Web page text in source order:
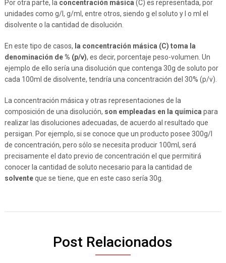
Por otra parte, la concentración másica (C) es representada, por
unidades como g/l, g/ml, entre otros, siendo g el soluto y l o ml el
disolvente o la cantidad de disolución.
En este tipo de casos, la concentración másica (C) toma la
denominación de % (p/v), es decir, porcentaje peso-volumen. Un
ejemplo de ello sería una disolución que contenga 30g de soluto por
cada 100ml de disolvente, tendría una concentración del 30% (p/v).
La concentración másica y otras representaciones de la
composición de una disolución, son empleadas en la química para
realizar las disoluciones adecuadas, de acuerdo al resultado que
persigan. Por ejemplo, si se conoce que un producto posee 300g/l
de concentración, pero sólo se necesita producir 100ml, será
precisamente el dato previo de concentración el que permitirá
conocer la cantidad de soluto necesario para la cantidad de
solventeque se tiene, que en este caso sería 30g.
Post Relacionados